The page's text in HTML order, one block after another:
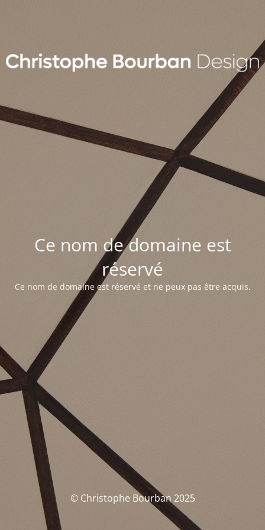
Ce nom de domaine est
réservé
Ce nom de domaine est réservé et ne peux pas être acquis.
© Christophe Bourban 2025